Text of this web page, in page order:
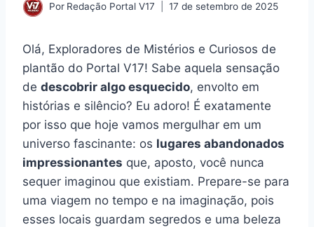
Por Redação Portal V17 17 de setembro de 2025
Olá, Exploradores de Mistérios e Curiosos de
plantão do Portal V17! Sabe aquela sensação
de descobrir algo esquecido, envolto em
histórias e silêncio? Eu adoro! É exatamente
por isso que hoje vamos mergulhar em um
universo fascinante: os lugares abandonados
impressionantes que, aposto, você nunca
sequer imaginou que existiam. Prepare-se para
uma viagem no tempo e na imaginação, pois
esses locais guardam segredos e uma beleza